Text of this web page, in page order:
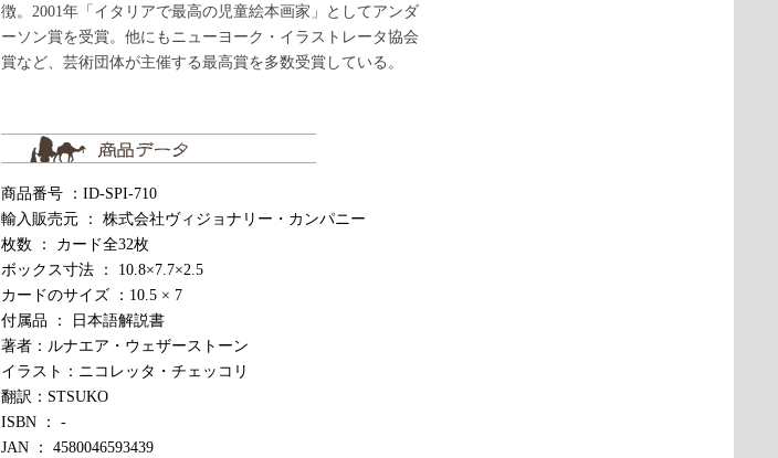
徴。2001年「イタリアで最高の児童絵本画家」としてアンダ
ーソン賞を受賞。他にもニューヨーク・イラストレータ協会
賞など、芸術団体が主催する最高賞を多数受賞している。
商品番号 ：ID-SPI-710
輸入販売元 ： 株式会社ヴィジョナリー・カンパニー
枚数 ： カード全32枚
ボックス寸法 ： 10.8×7.7×2.5
カードのサイズ ：10.5 × 7
付属品 ： 日本語解説書
著者：ルナエア・ウェザーストーン
イラスト：ニコレッタ・チェッコリ
翻訳：STSUKO
ISBN ： -
JAN ： 4580046593439